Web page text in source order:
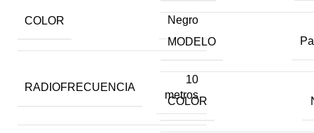
COLOR Negro
RADIOFRECUENCIA
10
metros
MODELO
COLOR